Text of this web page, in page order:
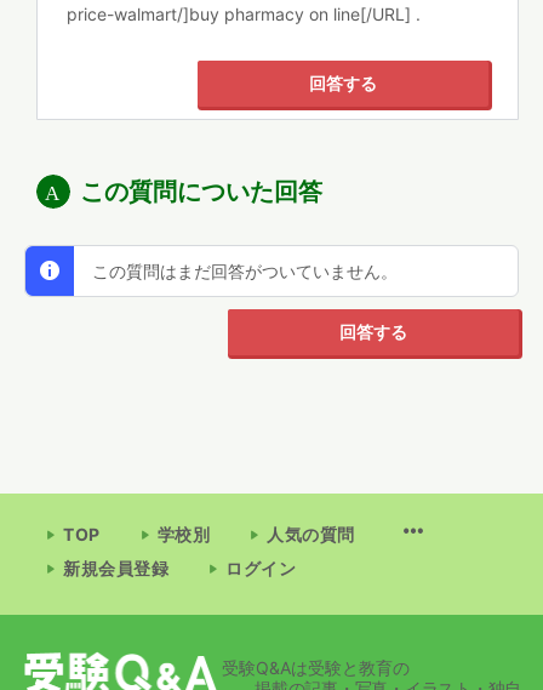
price-walmart/]buy pharmacy on line[/URL] .
回答する
この質問についた回答
この質問はまだ回答がついていません。
回答する
TOP 学校別
人気の質問
新規会員登録
ログイン
受験Q&Aは受験と教育の